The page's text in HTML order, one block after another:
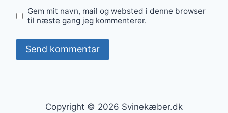
Gem mit navn, mail og websted i denne browser
til næste gang jeg kommenterer.
Copyright © 2026 Svinekæber.dk